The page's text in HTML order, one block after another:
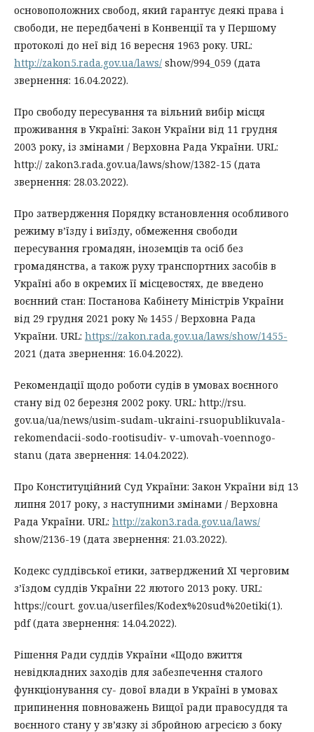
основоположних свобод, який гарантує деякі права і
свободи, не передбачені в Конвенції та у Першому
протоколі до неї від 16 вересня 1963 року. URL:
http://zakon5.rada.gov.ua/laws/ show/994_059 (дата
звернення: 16.04.2022).
Про свободу пересування та вільний вибір місця
проживання в Україні: Закон України від 11 грудня
2003 року, із змінами / Верховна Рада України. URL:
http:// zakon3.rada.gov.ua/laws/show/1382-15 (дата
звернення: 28.03.2022).
Про затвердження Порядку встановлення особливого
режиму в’їзду і виїзду, обмеження свободи
пересування громадян, іноземців та осіб без
громадянства, а також руху транспортних засобів в
Україні або в окремих її місцевостях, де введено
воєнний стан: Постанова Кабінету Міністрів України
від 29 грудня 2021 року № 1455 / Верховна Рада
України. URL: https://zakon.rada.gov.ua/laws/show/1455-
2021 (дата звернення: 16.04.2022).
Рекомендації щодо роботи судів в умовах воєнного
стану від 02 березня 2002 року. URL: http://rsu.
gov.ua/ua/news/usim-sudam-ukraini-rsuopublikuvala-
rekomendacii-sodo-rootisudiv- v-umovah-voennogo-
stanu (дата звернення: 14.04.2022).
Про Конституційний Суд України: Закон України від 13
липня 2017 року, з наступними змінами / Верховна
Рада України. URL: http://zakon3.rada.gov.ua/laws/
show/2136-19 (дата звернення: 21.03.2022).
Кодекс суддівської етики, затверджений ХІ черговим
з’їздом суддів України 22 лютого 2013 року. URL:
https://court. gov.ua/userfiles/Kodex%20sud%20etiki(1).
pdf (дата звернення: 14.04.2022).
Рішення Ради суддів України «Щодо вжиття
невідкладних заходів для забезпечення сталого
функціонування су- дової влади в Україні в умовах
припинення повноважень Вищої ради правосуддя та
воєнного стану у зв’язку зі збройною агресією з боку